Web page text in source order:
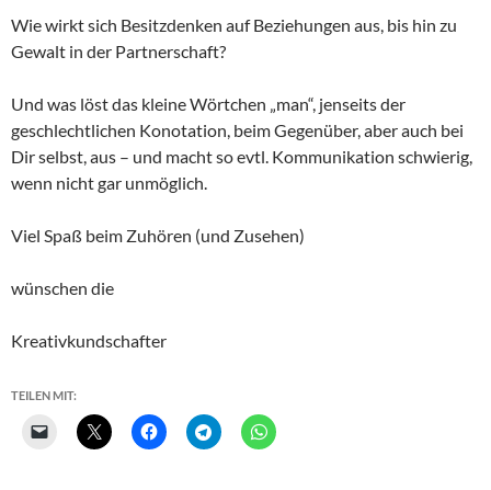
Wie wirkt sich Besitzdenken auf Beziehungen aus, bis hin zu
Gewalt in der Partnerschaft?
Und was löst das kleine Wörtchen „man“, jenseits der
geschlechtlichen Konotation, beim Gegenüber, aber auch bei
Dir selbst, aus – und macht so evtl. Kommunikation schwierig,
wenn nicht gar unmöglich.
Viel Spaß beim Zuhören (und Zusehen)
wünschen die
Kreativkundschafter
TEILEN MIT: